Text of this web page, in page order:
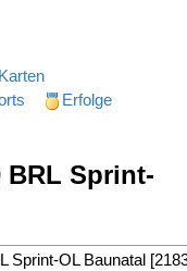
Karten
Erfolge
BRL Sprint-
Sprint-OL Baunatal